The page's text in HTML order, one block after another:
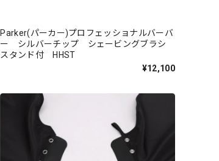
Parker(パーカー)プロフェッショナルバーバ
ー シルバーチップ シェービングブラシ
スタンド付 HHST
¥12,100